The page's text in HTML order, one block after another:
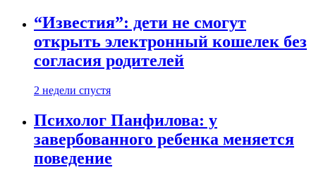
“Известия”: дети не смогут
открыть электронный кошелек без
согласия родителей
2 недели спустя
Психолог Панфилова: у
завербованного ребенка меняется
поведение